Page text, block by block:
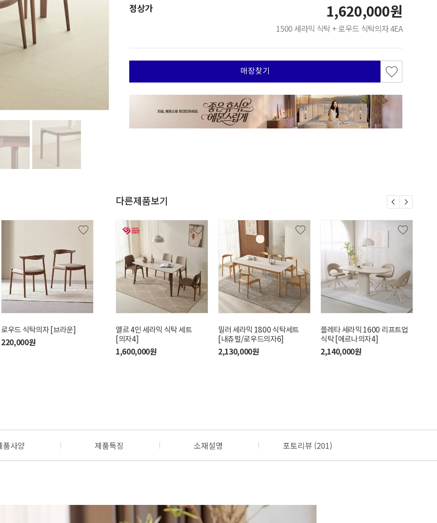
정상가 1,620,000원
1500 세라믹 식탁 + 로우드 식탁의자 4EA
매장찾기
로우드 식탁의자 [브라운]
220,000원
다른제품보기
마레 4인 식탁세트 [1400식탁/
뉴마레의자4]
엘르 4인 세라믹 식탁 세트
[의자4]
1,600,000원
밀러 세라믹 1800 식탁세트
[내츄럴/로우드의자6]
2,130,000원
플레타 세라믹 1600 리프트업
식탁 [에르나의자4]
2,140,000원
품사양 제품특징 소재설명 포토리뷰 (201)